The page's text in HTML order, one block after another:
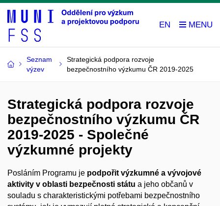
EN
Seznam
výzev
Strategická podpora rozvoje
bezpečnostního výzkumu ČR 2019-2025
Strategická podpora rozvoje
bezpečnostního výzkumu ČR
2019-2025 - Společné
výzkumné projekty
Posláním Programu je podpořit výzkumné a vývojové
aktivity v oblasti bezpečnosti státu a jeho občanů v
souladu s charakteristickými potřebami bezpečnostního